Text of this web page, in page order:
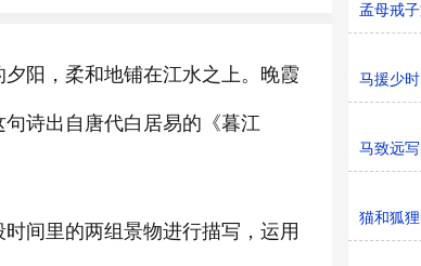
阳，柔和地铺在江水之上。晚霞
诗出自唐代白居易的《暮江
间里的两组景物进行描写，运用
孟母戒
马援少
马致远
猫和狐